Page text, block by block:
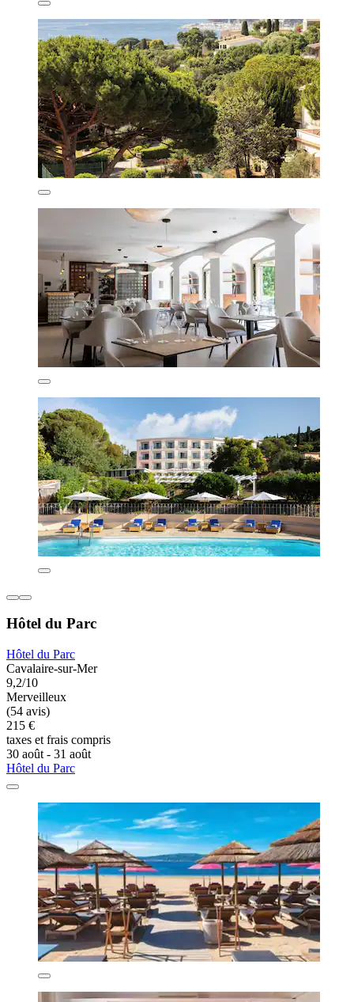
Hôtel du Parc
Hôtel du Parc
Cavalaire-sur-Mer
9,2/10
Merveilleux
(54 avis)
215 €
taxes et frais compris
30 août - 31 août
Hôtel du Parc